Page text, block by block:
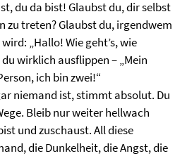
du da bist! Glaubst du, dir selbst
zu treten? Glaubst du, irgendwem
„Hallo! Wie geht’s, wie
wirklich ausflippen – „Mein
ich bin zwei!“
niemand ist, stimmt absolut. Du
Bleib nur weiter hellwach
und zuschaust. All diese
die Dunkelheit, die Angst, die